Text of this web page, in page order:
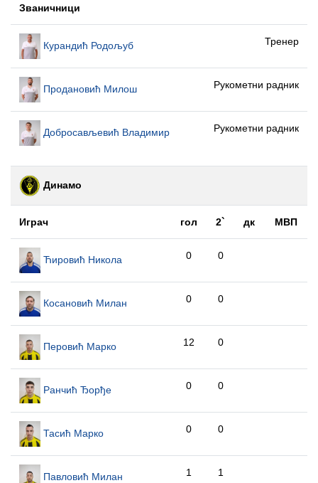
Званичници
Курандић Родољуб Тренер
Продановић Милош Рукометни радник
Добросављевић Владимир Рукометни радник
Динамо
Играч гол 2` дк МВП
Ћировић Никола 0 0
Косановић Милан 0 0
Перовић Марко 12 0
Ранчић Ђорђе 0 0
Тасић Марко 0 0
Павловић Милан 1 1